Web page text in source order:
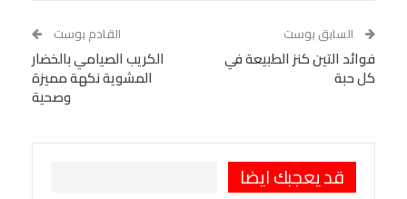
Tumblr
البريد الإلكتروني
StumbleUpon
VK
Digg
Viber
السابق بوست
فوائد التين كنز الطبيعة في
كل حبة
القادم بوست
الكريب الصيامي بالخضار
المشوية نكهة مميزة
وصحية
قد يعجبك ايضا